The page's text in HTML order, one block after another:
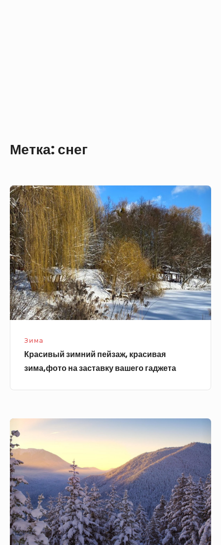
Метка: снег
Красивый
зимний
пейзаж,
красивая
зима,фото
на
заставку
вашего
гаджета
Зима
Красивый зимний пейзаж, красивая
зима,фото на заставку вашего гаджета
ели
зимой
в
горах